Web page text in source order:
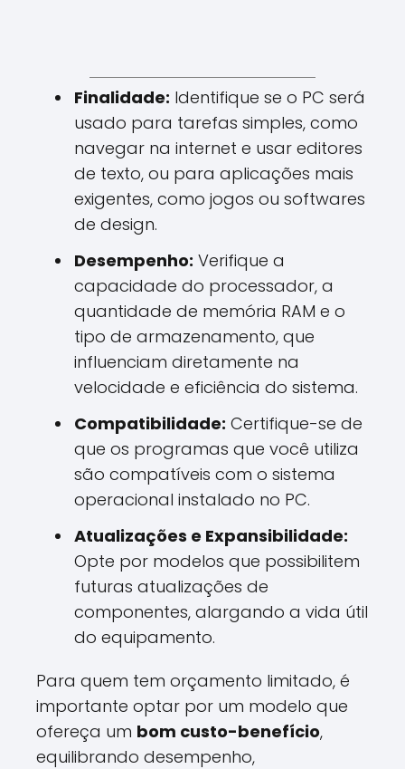
Finalidade: Identifique se o PC será
usado para tarefas simples, como
navegar na internet e usar editores
de texto, ou para aplicações mais
exigentes, como jogos ou softwares
de design.
Desempenho: Verifique a
capacidade do processador, a
quantidade de memória RAM e o
tipo de armazenamento, que
influenciam diretamente na
velocidade e eficiência do sistema.
Compatibilidade: Certifique-se de
que os programas que você utiliza
são compatíveis com o sistema
operacional instalado no PC.
Atualizações e Expansibilidade:
Opte por modelos que possibilitem
futuras atualizações de
componentes, alargando a vida útil
do equipamento.
Para quem tem orçamento limitado, é
importante optar por um modelo que
ofereça um bom custo-benefício,
equilibrando desempenho,